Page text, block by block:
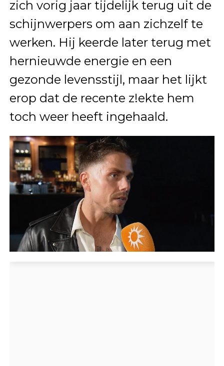
zich vorig jaar tijdelijk terug uit de
schijnwerpers om aan zichzelf te
werken. Hij keerde later terug met
hernieuwde energie en een
gezonde levensstijl, maar het lijkt
erop dat de recente z!ekte hem
toch weer heeft ingehaald.